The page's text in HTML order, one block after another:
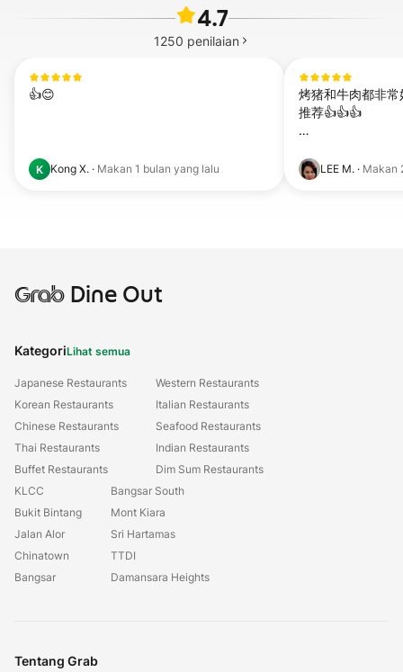
4.7
1250 penilaian
👍😊
K Kong X. · Makan 1 bulan yang lalu
烤猪和牛肉都非常
推荐👍👍👍
错的那份也请我吃
态度非常好，负
LEE M. · Makan
GrabDine Out
KategoriLihat semua
Japanese Restaurants
Korean Restaurants
Chinese Restaurants
Thai Restaurants
Buffet Restaurants
Western Restaurants
Italian Restaurants
Seafood Restaurants
Indian Restaurants
Dim Sum Restaurants
KLCC
Bukit Bintang
Jalan Alor
Chinatown
Bangsar
Bangsar South
Mont Kiara
Sri Hartamas
TTDI
Damansara Heights
Tentang Grab